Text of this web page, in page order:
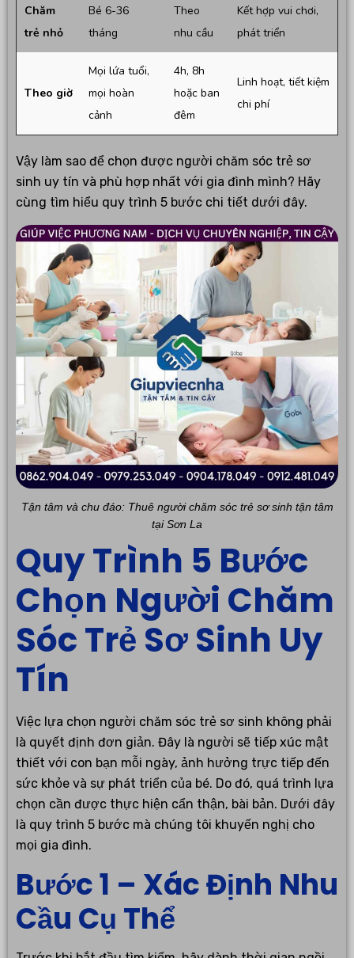
Chăm
trẻ nhỏ
Bé 6-36
tháng
Theo
nhu cầu
Kết hợp vui chơi,
phát triển
Theo giờ
Mọi lứa tuổi,
mọi hoàn
cảnh
4h, 8h
hoặc ban
đêm
Linh hoạt, tiết kiệm
chi phí
Vậy làm sao để chọn được người chăm sóc trẻ sơ
sinh uy tín và phù hợp nhất với gia đình mình? Hãy
cùng tìm hiểu quy trình 5 bước chi tiết dưới đây.
Tận tâm và chu đáo: Thuê người chăm sóc trẻ sơ sinh tận tâm
tại Sơn La
Quy Trình 5 Bước
Chọn Người Chăm
Sóc Trẻ Sơ Sinh Uy
Tín
Việc lựa chọn người chăm sóc trẻ sơ sinh không phải
là quyết định đơn giản. Đây là người sẽ tiếp xúc mật
thiết với con bạn mỗi ngày, ảnh hưởng trực tiếp đến
sức khỏe và sự phát triển của bé. Do đó, quá trình lựa
chọn cần được thực hiện cẩn thận, bài bản. Dưới đây
là quy trình 5 bước mà chúng tôi khuyến nghị cho
mọi gia đình.
Bước 1 – Xác Định Nhu
Cầu Cụ Thể